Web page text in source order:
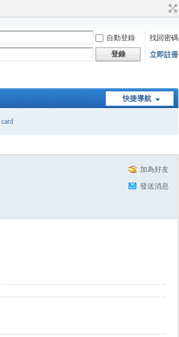
自動登錄
找回密碼
登錄 立即註冊
快捷導航
加為好友
發送消息